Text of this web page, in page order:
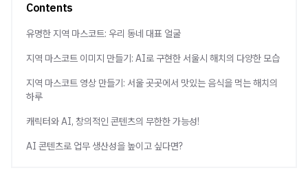
Contents
유명한 지역 마스코트: 우리 동네 대표 얼굴
지역 마스코트 이미지 만들기: AI로 구현한 서울시 해치의 다양한 모습
지역 마스코트 영상 만들기: 서울 곳곳에서 맛있는 음식을 먹는 해치의
하루
캐릭터와 AI, 창의적인 콘텐츠의 무한한 가능성!
AI 콘텐츠로 업무 생산성을 높이고 싶다면?